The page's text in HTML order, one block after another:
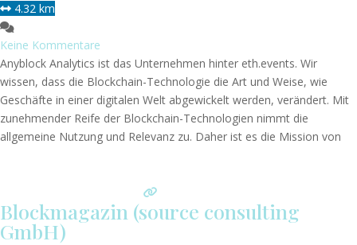
4.32 km
Keine Kommentare
Anyblock Analytics ist das Unternehmen hinter eth.events. Wir
wissen, dass die Blockchain-Technologie die Art und Weise, wie
Geschäfte in einer digitalen Welt abgewickelt werden, verändert. Mit
zunehmender Reife der Blockchain-Technologien nimmt die
allgemeine Nutzung und Relevanz zu. Daher ist es die Mission von
Weiterlesen …
Blockmagazin (source consulting
GmbH)